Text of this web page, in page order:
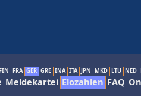
FRA GER GRE INA ITA JPN MKD LTU NED
Meldekartei Elozahlen FAQ